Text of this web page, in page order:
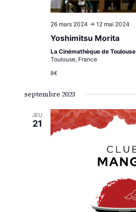
26 mars 2024 -> 12 mai 2024
Yoshimitsu Morita
La Cinémathèque de Toulouse
Toulouse, France
8€
septembre 2023
JEU
21